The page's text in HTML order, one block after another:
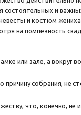
состоятельных и
и костюм
на помпезность
или зале, а вокруг
собрания, не
что, конечно, не